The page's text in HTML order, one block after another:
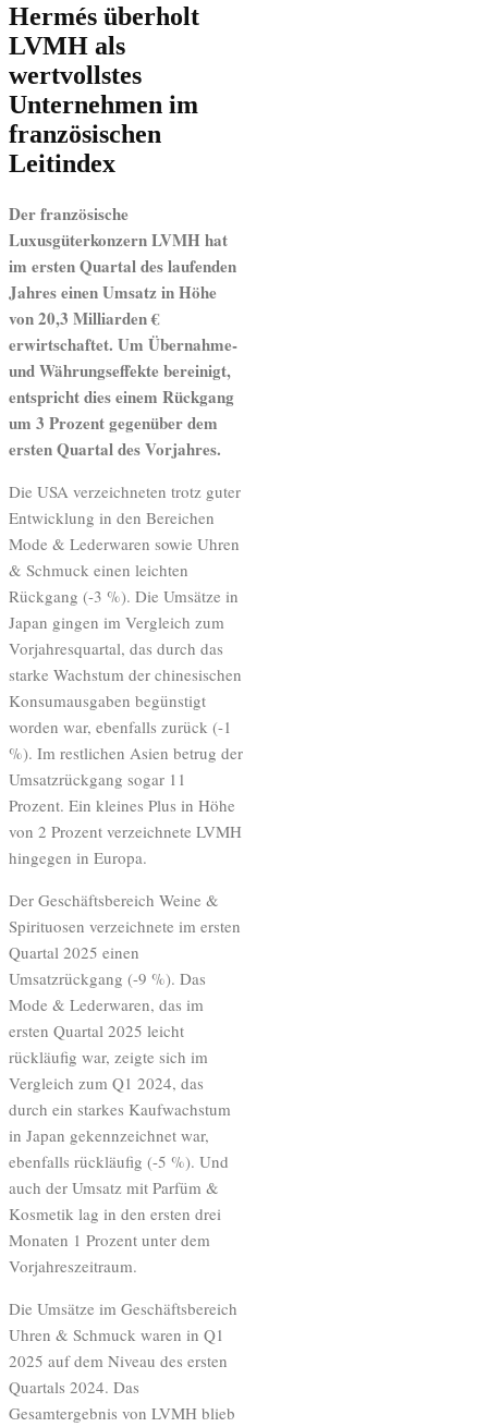
Hermés überholt
LVMH als
wertvollstes
Unternehmen im
französischen
Leitindex
Der französische
Luxusgüterkonzern LVMH hat
im ersten Quartal des laufenden
Jahres einen Umsatz in Höhe
von 20,3 Milliarden €
erwirtschaftet. Um Übernahme-
und Währungseffekte bereinigt,
entspricht dies einem Rückgang
um 3 Prozent gegenüber dem
ersten Quartal des Vorjahres.
Die USA verzeichneten trotz guter
Entwicklung in den Bereichen
Mode & Lederwaren sowie Uhren
& Schmuck einen leichten
Rückgang (-3 %). Die Umsätze in
Japan gingen im Vergleich zum
Vorjahresquartal, das durch das
starke Wachstum der chinesischen
Konsumausgaben begünstigt
worden war, ebenfalls zurück (-1
%). Im restlichen Asien betrug der
Umsatzrückgang sogar 11
Prozent. Ein kleines Plus in Höhe
von 2 Prozent verzeichnete LVMH
hingegen in Europa.
Der Geschäftsbereich Weine &
Spirituosen verzeichnete im ersten
Quartal 2025 einen
Umsatzrückgang (-9 %). Das
Mode & Lederwaren, das im
ersten Quartal 2025 leicht
rückläufig war, zeigte sich im
Vergleich zum Q1 2024, das
durch ein starkes Kaufwachstum
in Japan gekennzeichnet war,
ebenfalls rückläufig (-5 %). Und
auch der Umsatz mit Parfüm &
Kosmetik lag in den ersten drei
Monaten 1 Prozent unter dem
Vorjahreszeitraum.
Die Umsätze im Geschäftsbereich
Uhren & Schmuck waren in Q1
2025 auf dem Niveau des ersten
Quartals 2024. Das
Gesamtergebnis von LVMH blieb